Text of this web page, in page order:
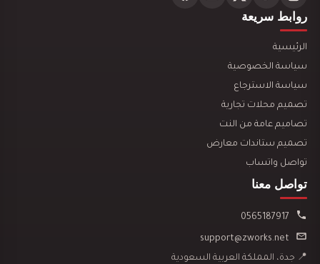
تصميم ديكور سينما منزلية
روابط سريعة
الرئيسية
سياسة الخصوصية
سياسة الاسترجاع
تصميم محلات تجارية
تصاميم عامة من النت
تصميم ستاندات معارض
تواصل واتساب
تواصل معنا
📍 جدة، المملكة العربية السعودية